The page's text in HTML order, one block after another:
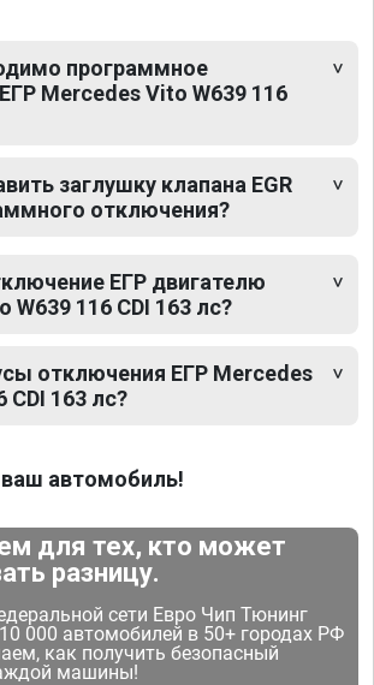
программное
Mercedes Vito W639 116
заглушку клапана EGR
отключения?
ЕГР двигателю
W639 116 CDI 163 лс?
отключения ЕГР Mercedes
CDI 163 лс?
ваш автомобиль!
для тех, кто может
разницу.
сети Евро Чип Тюнинг
000 автомобилей в 50+ городах РФ
как получить безопасный
машины!